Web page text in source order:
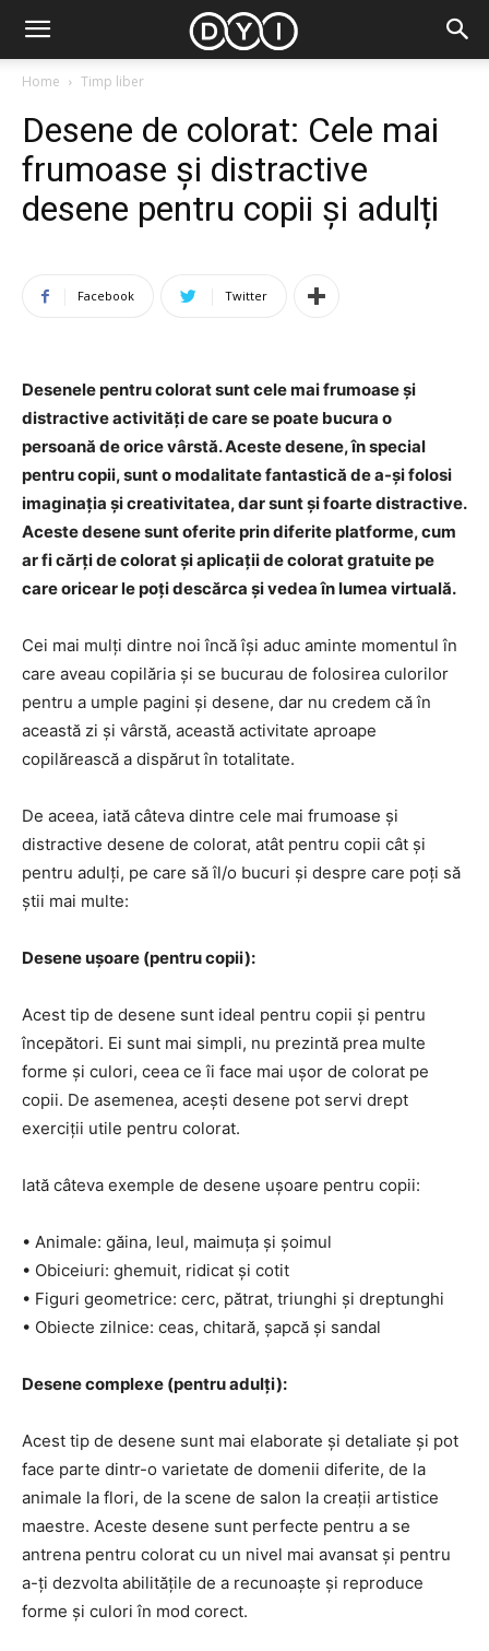
Home Timp liber
Desene de colorat: Cele mai
frumoase și distractive
desene pentru copii și adulți
Facebook Twitter
Desenele pentru colorat sunt cele mai frumoase și
distractive activități de care se poate bucura o
persoană de orice vârstă. Aceste desene, în special
pentru copii, sunt o modalitate fantastică de a-și folosi
imaginația și creativitatea, dar sunt și foarte distractive.
Aceste desene sunt oferite prin diferite platforme, cum
ar fi cărți de colorat și aplicații de colorat gratuite pe
care oricear le poți descărca și vedea în lumea virtuală.
Cei mai mulți dintre noi încă își aduc aminte momentul în
care aveau copilăria și se bucurau de folosirea culorilor
pentru a umple pagini și desene, dar nu credem că în
această zi și vârstă, această activitate aproape
copilărească a dispărut în totalitate.
De aceea, iată câteva dintre cele mai frumoase și
distractive desene de colorat, atât pentru copii cât și
pentru adulți, pe care să îl/o bucuri și despre care poți să
știi mai multe:
Desene ușoare (pentru copii):
Acest tip de desene sunt ideal pentru copii și pentru
începători. Ei sunt mai simpli, nu prezintă prea multe
forme și culori, ceea ce îi face mai ușor de colorat pe
copii. De asemenea, acești desene pot servi drept
exerciții utile pentru colorat.
Iată câteva exemple de desene ușoare pentru copii:
• Animale: găina, leul, maimuța și șoimul
• Obiceiuri: ghemuit, ridicat și cotit
• Figuri geometrice: cerc, pătrat, triunghi și dreptunghi
• Obiecte zilnice: ceas, chitară, șapcă și sandal
Desene complexe (pentru adulți):
Acest tip de desene sunt mai elaborate și detaliate și pot
face parte dintr-o varietate de domenii diferite, de la
animale la flori, de la scene de salon la creații artistice
maestre. Aceste desene sunt perfecte pentru a se
antrena pentru colorat cu un nivel mai avansat și pentru
a-ți dezvolta abilitățile de a recunoaște și reproduce
forme și culori în mod corect.